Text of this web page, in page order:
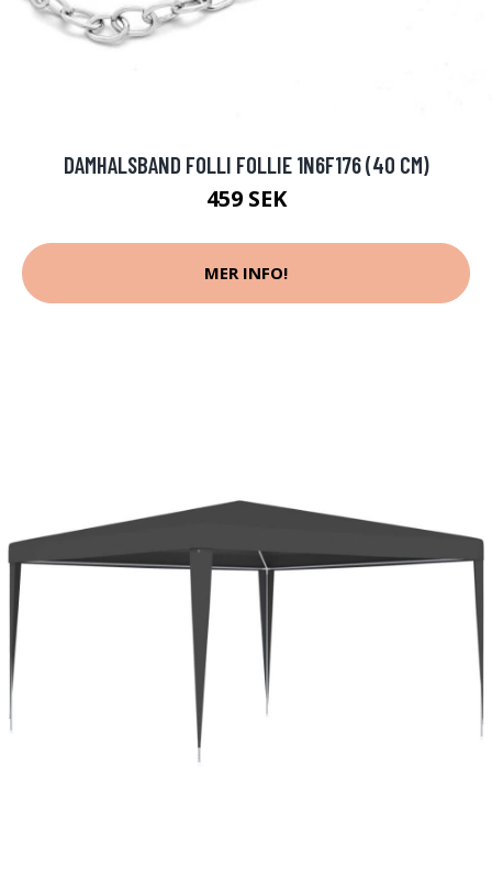
DAMHALSBAND FOLLI FOLLIE 1N6F176 (40 CM)
459 SEK
MER INFO!